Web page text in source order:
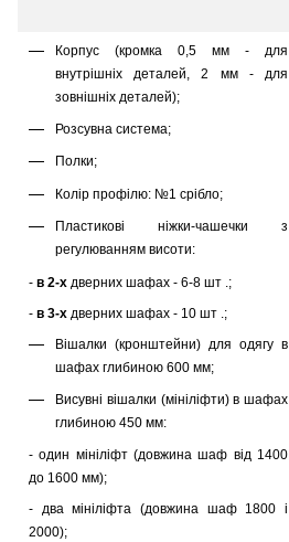
Корпус (кромка 0,5 мм - для
внутрішніх деталей, 2 мм - для
зовнішніх деталей);
Розсувна система;
Полки;
Колір профілю: №1 срібло;
Пластикові ніжки-чашечки з
регулюванням висоти:
- в 2-х дверних шафах - 6-8 шт .;
- в 3-х дверних шафах - 10 шт .;
Вішалки (кронштейни) для одягу в
шафах глибиною 600 мм;
Висувні вішалки (мініліфти) в шафах
глибиною 450 мм:
- один мініліфт (довжина шаф від 1400
до 1600 мм);
- два мініліфта (довжина шаф 1800 і
2000);